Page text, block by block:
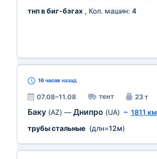
тнп в биг-бэгах , Кол. машин: 4
16 часов назад
07.08–11.08 тент 23 т
Баку (AZ) — Днипро (UA) ~ 1811 км
трубы стальные (длн=12м)